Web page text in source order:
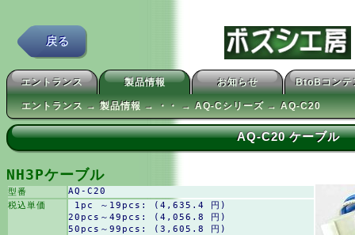
戻る
エントランス 製品情報 お知らせ BtoBコンテ
エントランス → 製品情報 → ・・ → AQ-Cシリーズ → AQ-C20
AQ-C20 ケーブル
NH3Pケーブル
型番
AQ-C20
税込単価
1pc ～19pcs: (4,635.4 円)
20pcs～49pcs: (4,056.8 円)
50pcs～99pcs: (3,605.8 円)